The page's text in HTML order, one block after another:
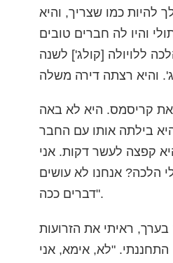
פורטוגזית
רוסית
שוודית
ערבית
נפאלית
אוקראינית
קרואטית
להיות כמו שצריך, והיא
והיו לה חברים טובים
ללויולה [קולג'] לשנה
את קריסמס. היא לא באה
בילתה אותו עם החבר
קפצה לעשר דקות. אני
הלכה? אנחנו לא עושים
דברים ככה".
ראיתי את הזרועות
"לא, אימא, אני